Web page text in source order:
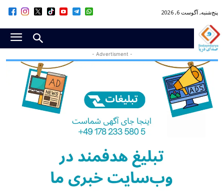
پنج‌شنبه, آگوست 6, 2026
- Advertisment -